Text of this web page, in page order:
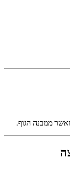
ממבנה הגוף.